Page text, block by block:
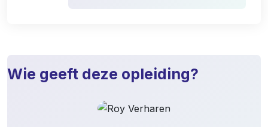
Wie geeft deze opleiding?